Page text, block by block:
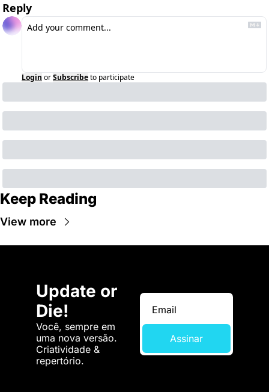
Reply
Login orSubscribeto participate
Keep Reading
View more
Update or
Die!
Você, sempre em
uma nova versão.
Criatividade &
repertório.
Assinar